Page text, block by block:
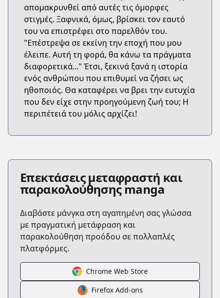
απομακρυνθεί από αυτές τις όμορφες
στιγμές. Ξαφνικά, όμως, βρίσκει τον εαυτό
του να επιστρέφει στο παρελθόν του.
"Επέστρεψα σε εκείνη την εποχή που μου
έλειπε. Αυτή τη φορά, θα κάνω τα πράγματα
διαφορετικά..." Έτσι, ξεκινά ξανά η ιστορία
ενός ανθρώπου που επιθυμεί να ζήσει ως
ηθοποιός. Θα καταφέρει να βρει την ευτυχία
που δεν είχε στην προηγούμενη ζωή του; Η
περιπέτειά του μόλις αρχίζει!
Επεκτάσεις μεταφραστή και
παρακολούθησης manga
Διαβάστε μάνγκα στη αγαπημένη σας γλώσσα
με πραγματική μετάφραση και
παρακολούθηση προόδου σε πολλαπλές
πλατφόρμες.
Chrome Web Store
Firefox Add-ons